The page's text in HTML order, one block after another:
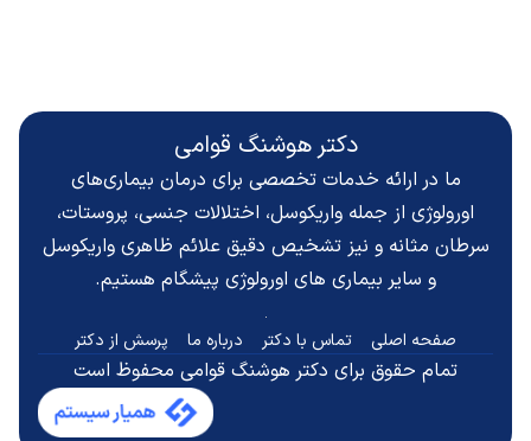
دکتر هوشنگ قوامی
ما در ارائه خدمات تخصصی برای درمان بیماری‌های
اورولوژی از جمله واریکوسل، اختلالات جنسی، پروستات،
سرطان مثانه و نیز تشخیص دقیقعلائم ظاهری واریکوسل
و سایر بیماری های اورولوژی پیشگام هستیم.
صفحه اصلی تماس با دکتر درباره ما پرسش از دکتر
تمام حقوق برای دکتر هوشنگ قوامی محفوظ است